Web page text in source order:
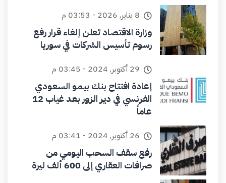
8 يناير, 2026 - 03:53 م
وزارة الاقتصاد تعلن إلغاء قرار رفع
رسوم تأسيس الشركات في سوريا
29 أكتوبر, 2024 - 03:45 م
إعادة افتتاح بنك بيمو السعودي
الفرنسي في دير الزور بعد غياب 12
عاماً
26 أكتوبر, 2024 - 03:41 م
رفع سقف السحب اليومي من
صرافات العقاري إلى 600 ألف ليرة